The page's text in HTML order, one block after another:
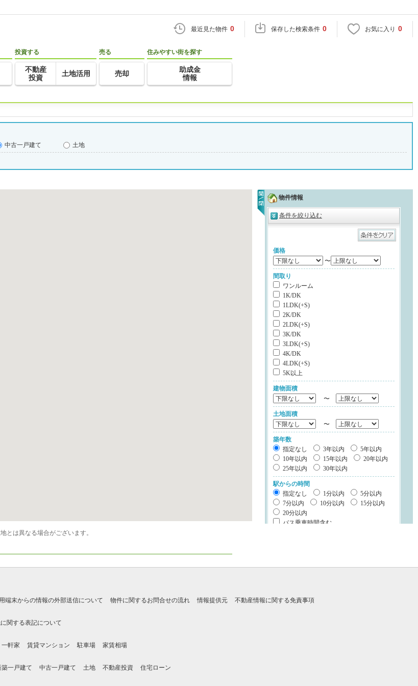
最近見た物件 0 保存した検索条件 0 お気に入り 0
投資する
不動産
投資
土地活用
売る
売却
住みやすい街を探す
助成金
情報
中古一戸建て
土地
物件情報
条件を絞り込む
価格
〜
間取り
ワンルーム
1K/DK
1LDK(+S)
2K/DK
2LDK(+S)
3K/DK
3LDK(+S)
4K/DK
4LDK(+S)
5K以上
建物面積
〜
土地面積
〜
築年数
指定なし
3年以内
5年以内
10年以内
15年以内
20年以内
25年以内
30年以内
駅からの時間
指定なし
1分以内
5分以内
7分以内
10分以内
15分以内
20分以内
バス乗車時間含む
木造
平屋
とは異なる場合がございます。
端末からの情報の外部送信について 物件に関するお問合せの流れ 情報提供元 不動産情報に関する免責事項
関する表記について
軒家 賃貸マンション 駐車場 家賃相場
築一戸建て 中古一戸建て 土地 不動産投資 住宅ローン